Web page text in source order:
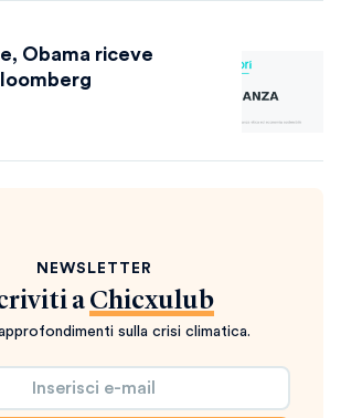
Obama riceve
NEWSLETTER
a Chicxulub
sulla crisi climatica.